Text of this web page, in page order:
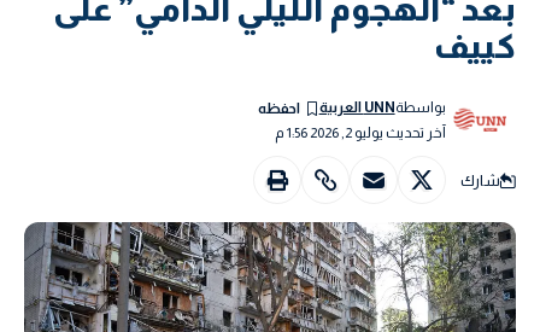
بعد “الهجوم الليلي الدامي” على
كييف
آخر تحديث يوليو 2, 2026 1:56 م
بواسطةUNN العربية
شارك